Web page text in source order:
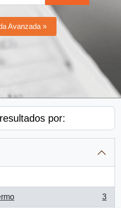
Avanzada »
por:
3